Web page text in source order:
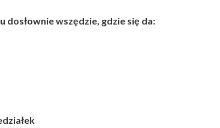
dosłownie wszędzie, gdzie się da: